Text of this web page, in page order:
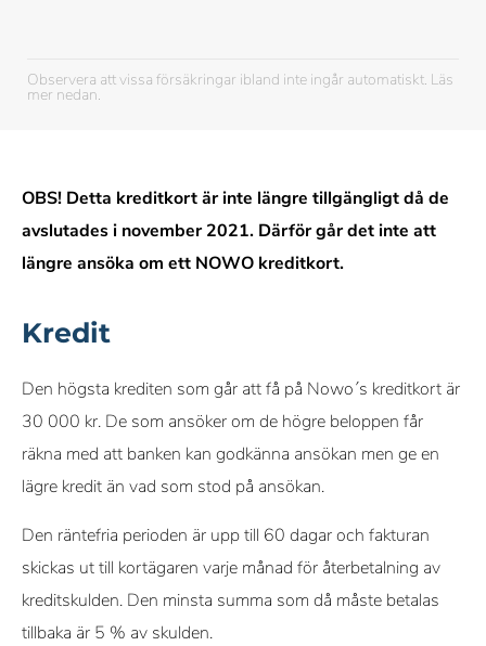
Observera att vissa försäkringar ibland inte ingår automatiskt. Läs
mer nedan.
OBS! Detta kreditkort är inte längre tillgängligt då de
avslutades i november 2021. Därför går det inte att
längre ansöka om ett NOWO kreditkort.
Kredit
Den högsta krediten som går att få på Nowo´s kreditkort är
30 000 kr. De som ansöker om de högre beloppen får
räkna med att banken kan godkänna ansökan men ge en
lägre kredit än vad som stod på ansökan.
Den räntefria perioden är upp till 60 dagar och fakturan
skickas ut till kortägaren varje månad för återbetalning av
kreditskulden. Den minsta summa som då måste betalas
tillbaka är 5 % av skulden.